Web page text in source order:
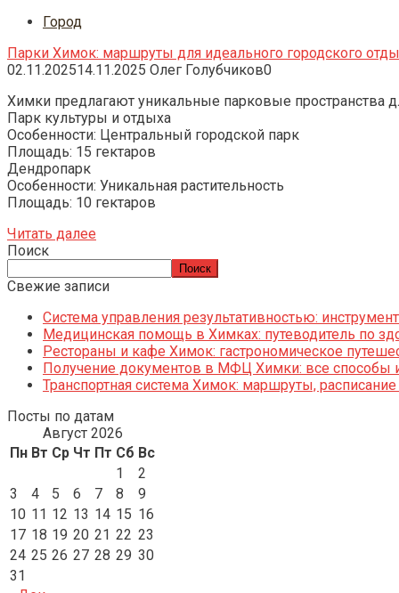
Город
Парки Химок: маршруты для идеального городского
02.11.202514.11.2025 Олег Голубчиков0
Химки предлагают уникальные парковые пространства
Парк культуры и отдыха
Особенности: Центральный городской парк
Площадь: 15 гектаров
Дендропарк
Особенности: Уникальная растительность
Площадь: 10 гектаров
Читать далее
Поиск
Поиск
Свежие записи
Система управления результативностью:
Медицинская помощь в Химках: путеводитель по
Рестораны и кафе Химок: гастрономическое
Получение документов в МФЦ Химки: все способы
Транспортная система Химок: маршруты,
Посты по датам
Август 2026
Пн Вт Ср Чт Пт Сб Вс
1
2
3
4 5 6 7 8
9
10 11 12 13 14 15 16
17 18 19 20 21 22 23
24 25 26 27 28 29 30
31